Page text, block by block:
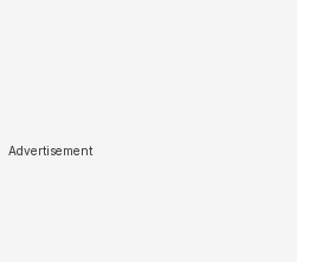
Advertisement